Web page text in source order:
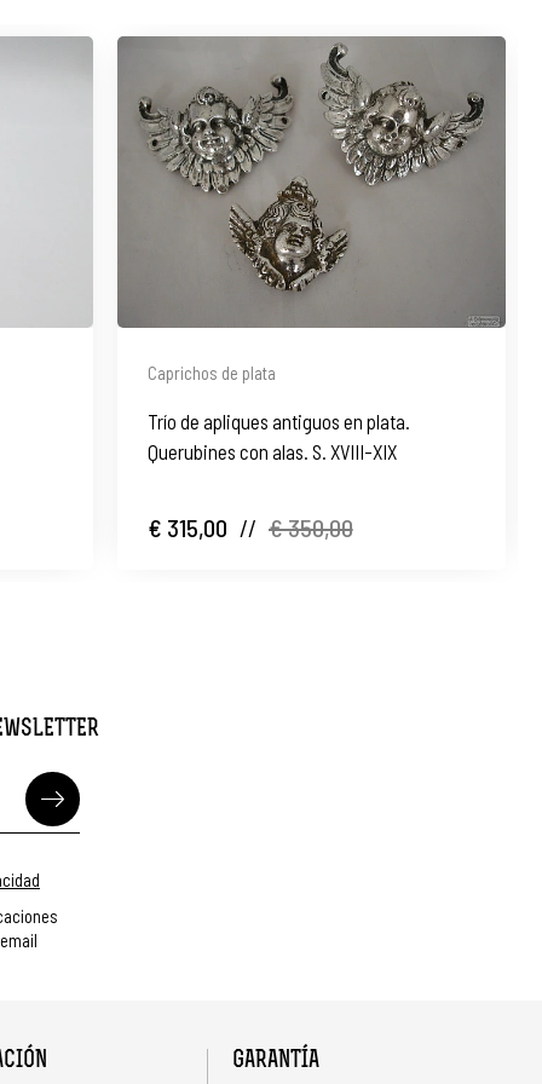
Caprichos de plata
Trío de apliques antiguos en plata.
Querubines con alas. S. XVIII-XIX
€ 315,00 // € 350,00
GARANTÍA